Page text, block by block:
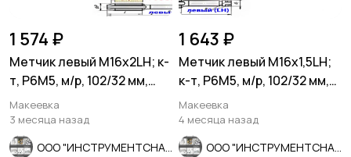
1 574 ₽
Метчик левый М16х2LH; к-
т, Р6М5, м/р, 102/32 мм,
основной шаг.
Макеевка
3 месяца назад
1 643 ₽
Метчик левый М16х1,5LH;
к-т, Р6М5, м/р, 102/32 мм,
мелкий шаг.
Макеевка
4 месяца назад